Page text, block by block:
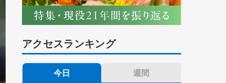
アクセスランキング
今日 週間